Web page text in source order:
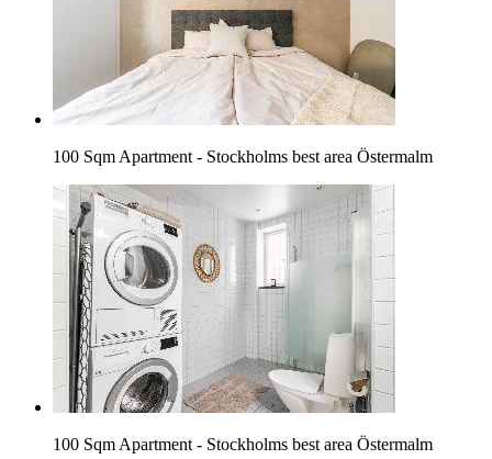
100 Sqm Apartment - Stockholms best area Östermalm
100 Sqm Apartment - Stockholms best area Östermalm